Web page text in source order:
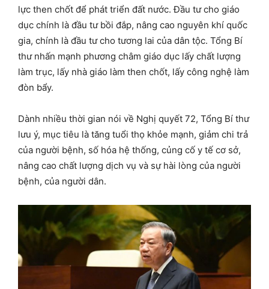
lực then chốt để phát triển đất nước. Đầu tư cho giáo
dục chính là đầu tư bồi đắp, nâng cao nguyên khí quốc
gia, chính là đầu tư cho tương lai của dân tộc. Tổng Bí
thư nhấn mạnh phương châm giáo dục lấy chất lượng
làm trục, lấy nhà giáo làm then chốt, lấy công nghệ làm
đòn bẩy.
Dành nhiều thời gian nói về Nghị quyết 72, Tổng Bí thư
lưu ý, mục tiêu là tăng tuổi thọ khỏe mạnh, giảm chi trả
của người bệnh, số hóa hệ thống, củng cố y tế cơ sở,
nâng cao chất lượng dịch vụ và sự hài lòng của người
bệnh, của người dân.